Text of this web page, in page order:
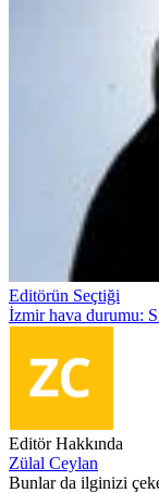
Editörün Seçtiği
İzmir hava durumu:
Editör Hakkında
Zülal Ceylan
Bunlar da ilginizi